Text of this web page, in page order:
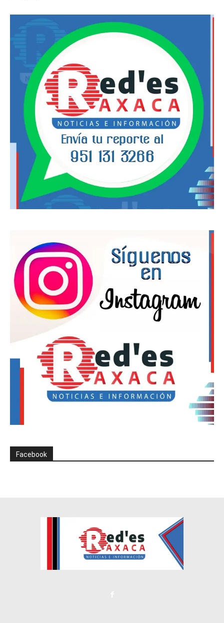
Facebook